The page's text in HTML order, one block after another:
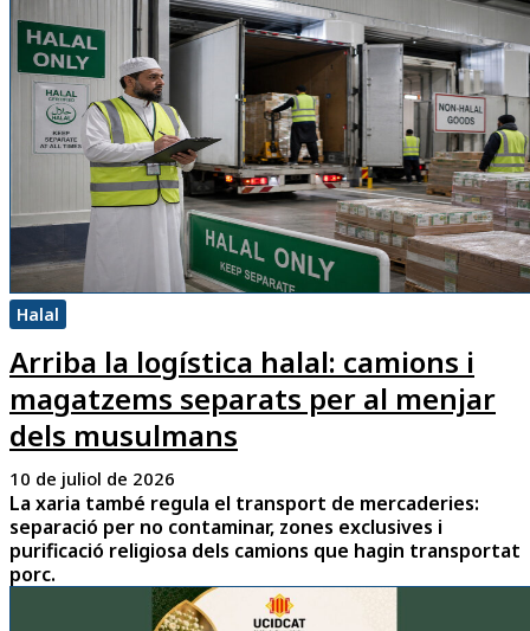
Halal
Arriba la logística halal: camions i
magatzems separats per al menjar
dels musulmans
10 de juliol de 2026
La xaria també regula el transport de mercaderies:
separació per no contaminar, zones exclusives i
purificació religiosa dels camions que hagin transportat
porc.